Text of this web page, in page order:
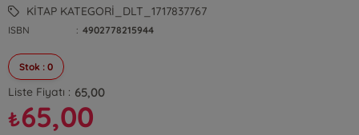
KİTAP KATEGORİ_DLT_1717837767
ISBN : 4902778215944
Stok : 0
Liste Fiyatı : 65,00
₺65,00